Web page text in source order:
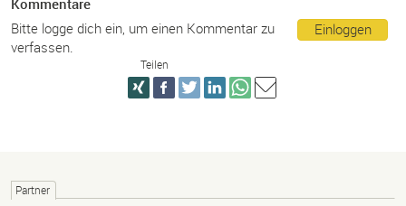
Kommentare
Einloggen
Bitte logge dich ein, um einen Kommentar zu
verfassen.
Teilen
Partner